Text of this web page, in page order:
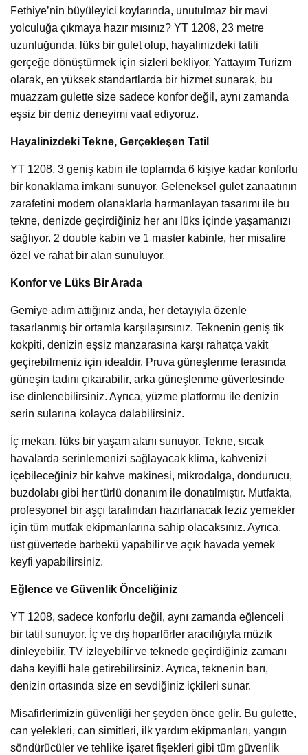
Fethiye’nin büyüleyici koylarında, unutulmaz bir mavi
yolculuğa çıkmaya hazır mısınız? YT 1208, 23 metre
uzunluğunda, lüks bir gulet olup, hayalinizdeki tatili
gerçeğe dönüştürmek için sizleri bekliyor. Yattayım Turizm
olarak, en yüksek standartlarda bir hizmet sunarak, bu
muazzam gulette size sadece konfor değil, aynı zamanda
eşsiz bir deniz deneyimi vaat ediyoruz.
Hayalinizdeki Tekne, Gerçekleşen Tatil
YT 1208, 3 geniş kabin ile toplamda 6 kişiye kadar konforlu
bir konaklama imkanı sunuyor. Geleneksel gulet zanaatının
zarafetini modern olanaklarla harmanlayan tasarımı ile bu
tekne, denizde geçirdiğiniz her anı lüks içinde yaşamanızı
sağlıyor. 2 double kabin ve 1 master kabinle, her misafire
özel ve rahat bir alan sunuluyor.
Konfor ve Lüks Bir Arada
Gemiye adım attığınız anda, her detayıyla özenle
tasarlanmış bir ortamla karşılaşırsınız. Teknenin geniş tik
kokpiti, denizin eşsiz manzarasına karşı rahatça vakit
geçirebilmeniz için idealdir. Pruva güneşlenme terasında
güneşin tadını çıkarabilir, arka güneşlenme güvertesinde
ise dinlenebilirsiniz. Ayrıca, yüzme platformu ile denizin
serin sularına kolayca dalabilirsiniz.
İç mekan, lüks bir yaşam alanı sunuyor. Tekne, sıcak
havalarda serinlemenizi sağlayacak klima, kahvenizi
içebileceğiniz bir kahve makinesi, mikrodalga, dondurucu,
buzdolabı gibi her türlü donanım ile donatılmıştır. Mutfakta,
profesyonel bir aşçı tarafından hazırlanacak leziz yemekler
için tüm mutfak ekipmanlarına sahip olacaksınız. Ayrıca,
üst güvertede barbekü yapabilir ve açık havada yemek
keyfi yapabilirsiniz.
Eğlence ve Güvenlik Önceliğiniz
YT 1208, sadece konforlu değil, aynı zamanda eğlenceli
bir tatil sunuyor. İç ve dış hoparlörler aracılığıyla müzik
dinleyebilir, TV izleyebilir ve teknede geçirdiğiniz zamanı
daha keyifli hale getirebilirsiniz. Ayrıca, teknenin barı,
denizin ortasında size en sevdiğiniz içkileri sunar.
Misafirlerimizin güvenliği her şeyden önce gelir. Bu gulette,
can yelekleri, can simitleri, ilk yardım ekipmanları, yangın
söndürücüler ve tehlike işaret fişekleri gibi tüm güvenlik